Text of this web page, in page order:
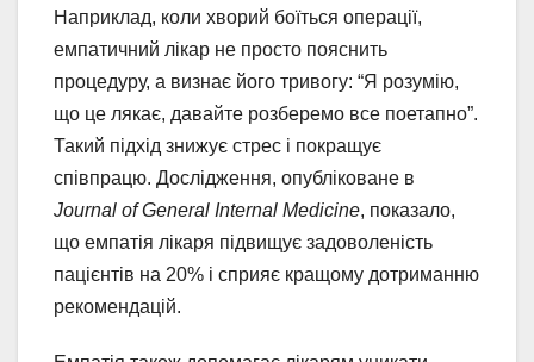
Наприклад, коли хворий боїться операції,
емпатичний лікар не просто пояснить
процедуру, а визнає його тривогу: “Я розумію,
що це лякає, давайте розберемо все поетапно”.
Такий підхід знижує стрес і покращує
співпрацю. Дослідження, опубліковане в
Journal of General Internal Medicine, показало,
що емпатія лікаря підвищує задоволеність
пацієнтів на 20% і сприяє кращому дотриманню
рекомендацій.